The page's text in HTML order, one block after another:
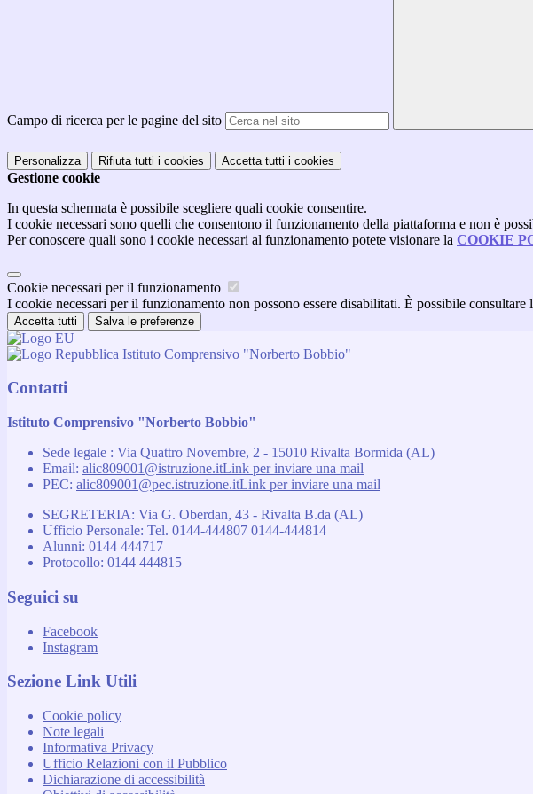
Campo di ricerca per le pagine del sito
Personalizza Rifiuta tutti i cookies Accetta tutti i cookies
Gestione cookie
In questa schermata è possibile scegliere quali cookie consentire.
I cookie necessari sono quelli che consentono il funzionamento della piattaforma e non è
Per conoscere quali sono i cookie necessari al funzionamento potete visionare la COOKIE
Cookie necessari per il funzionamento
I cookie necessari per il funzionamento non possono essere disabilitati. È possibile
Accetta tutti Salva le preferenze
Istituto Comprensivo "Norberto Bobbio"
Contatti
Istituto Comprensivo "Norberto Bobbio"
Sede legale : Via Quattro Novembre, 2 - 15010 Rivalta Bormida (AL)
Email: alic809001@istruzione.itLink per inviare una mail
PEC: alic809001@pec.istruzione.itLink per inviare una mail
SEGRETERIA: Via G. Oberdan, 43 - Rivalta B.da (AL)
Ufficio Personale: Tel. 0144-444807 0144-444814
Alunni: 0144 444717
Protocollo: 0144 444815
Seguici su
Facebook
Instagram
Sezione Link Utili
Cookie policy
Note legali
Informativa Privacy
Ufficio Relazioni con il Pubblico
Dichiarazione di accessibilità